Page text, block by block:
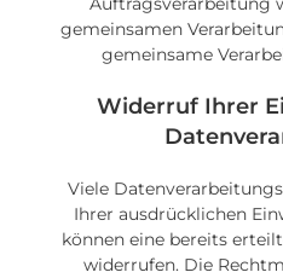
gemeinsamen
gemeinsame
Widerruf Ihrer
Viele
Ihrer ausdrücklichen
können eine bereits
widerrufen. Die